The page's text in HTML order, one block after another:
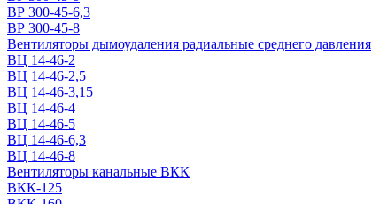
ВР 300-45-6,3
ВР 300-45-8
Вентиляторы дымоудаления радиальные среднего давления
ВЦ 14-46-2
ВЦ 14-46-2,5
ВЦ 14-46-3,15
ВЦ 14-46-4
ВЦ 14-46-5
ВЦ 14-46-6,3
ВЦ 14-46-8
Вентиляторы канальные ВКК
ВКК-125